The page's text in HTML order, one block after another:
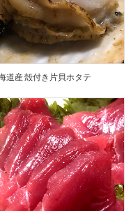
道産 殻付き片貝ホタテ